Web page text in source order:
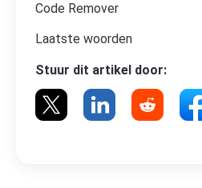
Code Remover
Laatste woorden
Stuur dit artikel door: